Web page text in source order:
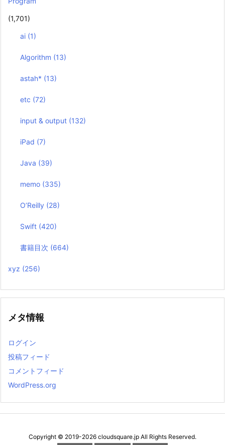
(1,701)
ai (1)
Algorithm (13)
astah* (13)
etc (72)
input & output (132)
iPad (7)
Java (39)
memo (335)
O’Reilly (28)
Swift (420)
書籍目次 (664)
xyz (256)
メタ情報
ログイン
投稿フィード
コメントフィード
WordPress.org
Copyright © 2019-2026 cloudsquare.jp All Rights Reserved.